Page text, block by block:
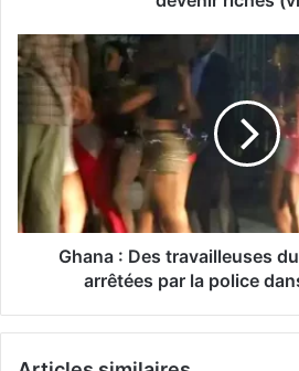
Ghana : Des travailleuses
arrêtées par la police